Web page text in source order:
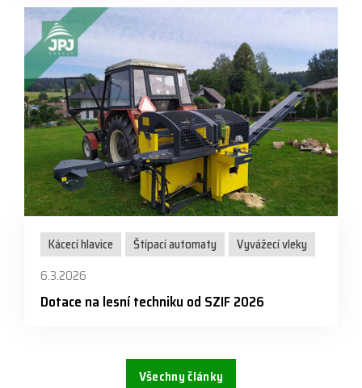
Kácecí hlavice Štípací automaty
Vyvážecí vleky
6.3.2026
Dotace na lesní techniku od SZIF 2026
Všechny články